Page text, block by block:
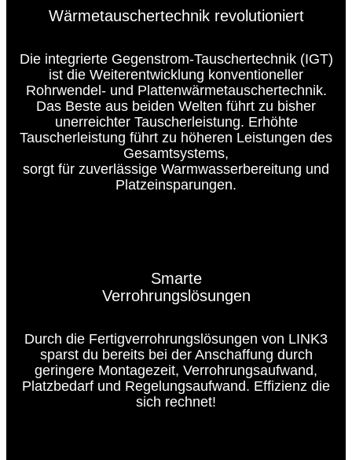
Wärmetauschertechnik revolutioniert
Die integrierte Gegenstrom-Tauschertechnik (IGT)
ist die Weiterentwicklung konventioneller
Rohrwendel- und Plattenwärmetauschertechnik.
Das Beste aus beiden Welten führt zu bisher
unerreichter Tauscherleistung. Erhöhte
Tauscherleistung führt zu höheren Leistungen des
Gesamtsystems,
sorgt für zuverlässige Warmwasserbereitung und
Platzeinsparungen.
Smarte
Verrohrungslösungen
Durch die Fertigverrohrungslösungen von LINK3
sparst du bereits bei der Anschaffung durch
geringere Montagezeit, Verrohrungsaufwand,
Platzbedarf und Regelungsaufwand. Effizienz die
sich rechnet!